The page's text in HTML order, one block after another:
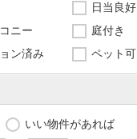
日当良好
ニー
庭付き
ン済み
ペット可
いい物件があれば